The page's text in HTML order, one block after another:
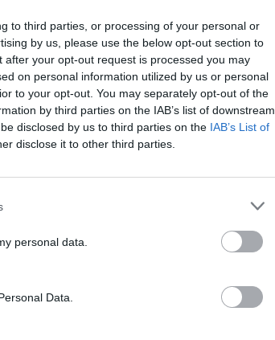
to third parties, or processing of your personal or
by us, please use the below opt-out section to
your opt-out request is processed you may
on personal information utilized by us or personal
to your opt-out. You may separately opt-out of the
by third parties on the IAB’s list of downstream
disclosed by us to third parties on the IAB’s List of
disclose it to other third parties.
personal data.
Data.
ad
w Google Dodaj